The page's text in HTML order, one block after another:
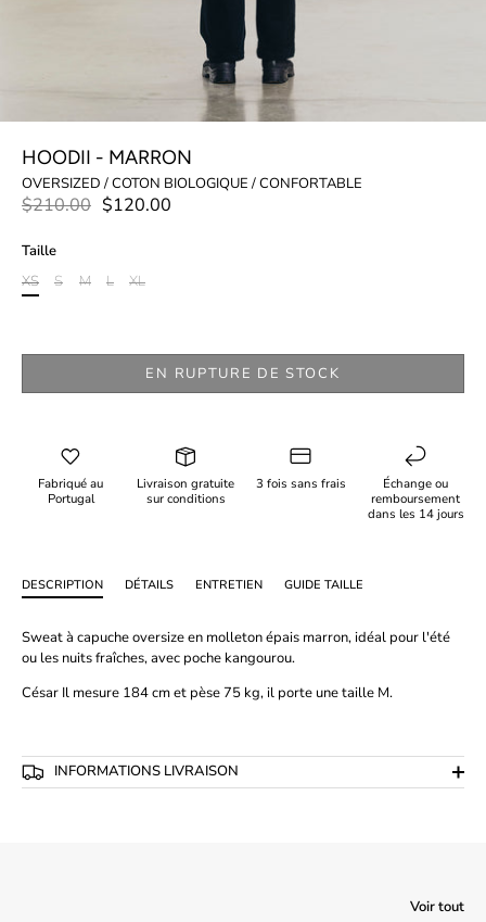
HOODII - MARRON
OVERSIZED / COTON BIOLOGIQUE / CONFORTABLE
$210.00 $120.00
Taille
XS
S M L XL
EN RUPTURE DE STOCK
Fabriqué au
Portugal
Livraison gratuite
sur conditions
3 fois sans frais
Échange ou
remboursement
dans les 14 jours
DESCRIPTION DÉTAILS ENTRETIEN GUIDE TAILLE
Sweat à capuche oversize en molleton épais marron, idéal pour l'été
ou les nuits fraîches, avec poche kangourou.
César Il mesure 184 cm et pèse 75 kg, il porte une taille M.
INFORMATIONS LIVRAISON
Voir tout